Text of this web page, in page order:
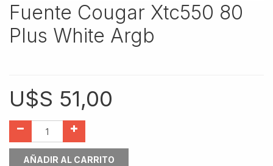
Fuente Cougar Xtc550 80
Plus White Argb
U$S 51,00
AÑADIR AL CARRITO